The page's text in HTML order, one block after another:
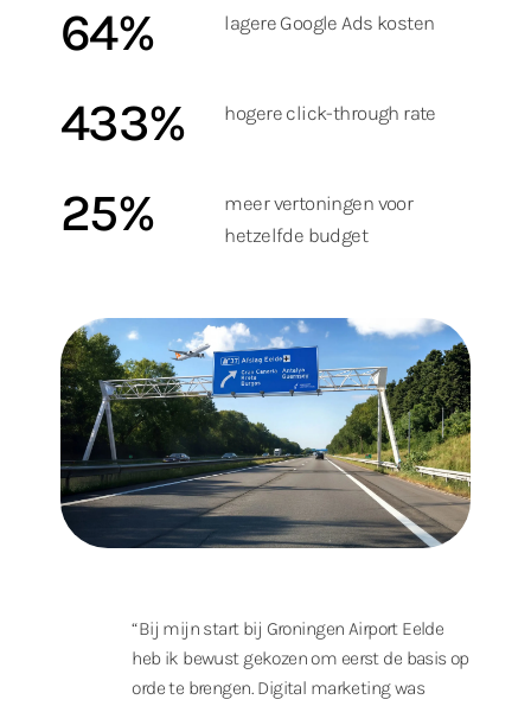
64% lagere Google Ads kosten
433% hogere click-through rate
25%
meer vertoningen voor
hetzelfde budget
“Bij mijn start bij Groningen Airport Eelde
heb ik bewust gekozen om eerst de basis op
orde te brengen. Digital marketing was